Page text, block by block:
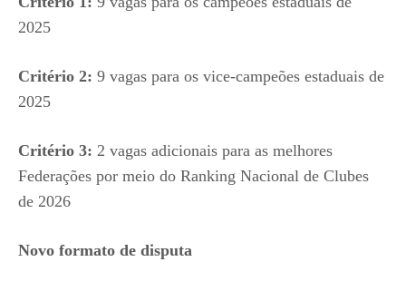
2025
Critério 2: 9 vagas para os vice-campeões estaduais de
2025
Critério 3: 2 vagas adicionais para as melhores
Federações por meio do Ranking Nacional de Clubes
de 2026
Novo formato de disputa